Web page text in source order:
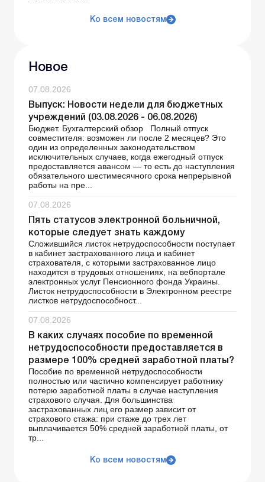
Ко всем новостям
Новое
07.08.2026
Выпуск: Новости недели для бюджетных
учреждений (03.08.2026 - 06.08.2026)
Бюджет. Бухгалтерский обзор Полный отпуск
совместителя: возможен ли после 2 месяцев? Это
один из определенных законодательством
исключительных случаев, когда ежегодный отпуск
предоставляется авансом — то есть до наступления
обязательного шестимесячного срока непрерывной
работы на пре...
07.08.2026
Пять статусов электронной больничной,
которые следует знать каждому
Сложившийся листок нетрудоспособности поступает
в кабинет застрахованного лица и кабинет
страхователя, с которыми застрахованное лицо
находится в трудовых отношениях, на вебпортале
электронных услуг Пенсионного фонда Украины.
Листок нетрудоспособности в Электронном реестре
листков нетрудоспособност...
07.08.2026
В каких случаях пособие по временной
нетрудоспособности предоставляется в
размере 100% средней заработной платы?
Пособие по временной нетрудоспособности
полностью или частично компенсирует работнику
потерю заработной платы в случае наступления
страхового случая. Для большинства
застрахованных лиц его размер зависит от
страхового стажа: при стаже до трех лет
выплачивается 50% средней заработной платы, от
тр...
Ко всем новостям